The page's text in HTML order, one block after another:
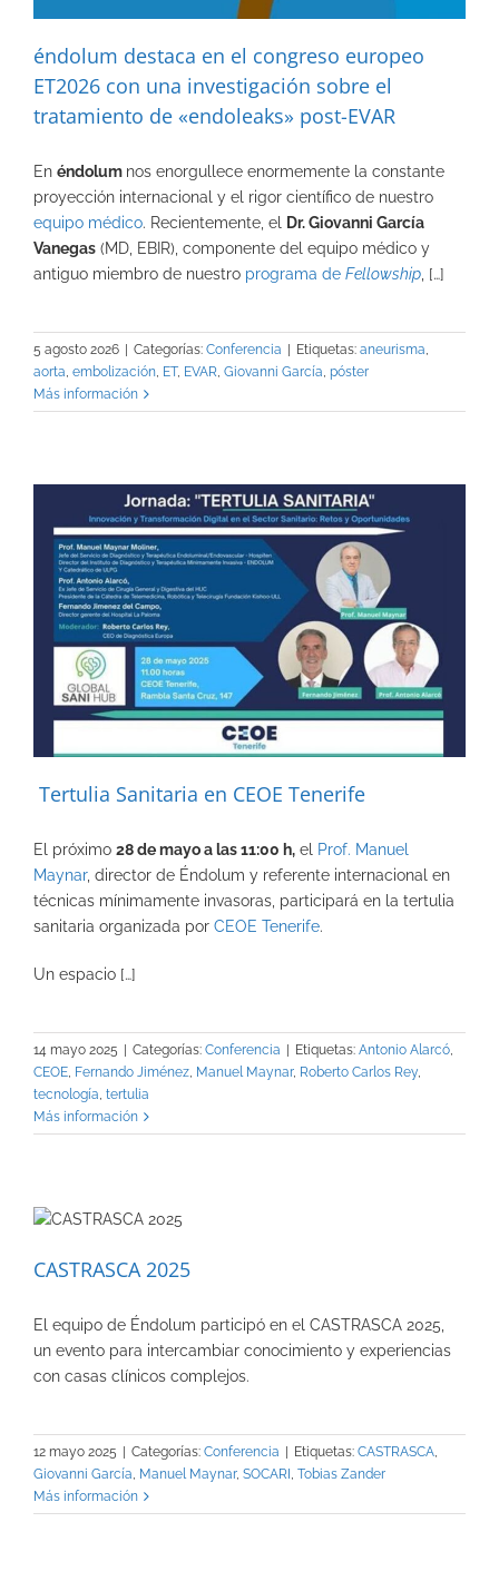
éndolum destaca en el congreso europeo
ET2026 con una investigación sobre el
tratamiento de «endoleaks» post-EVAR
En éndolum nos enorgullece enormemente la constante
proyección internacional y el rigor científico de nuestro
equipo médico. Recientemente, el Dr. Giovanni García
Vanegas (MD, EBIR), componente del equipo médico y
antiguo miembro de nuestro programa de Fellowship, […]
5 agosto 2026 Categorías: Conferencia Etiquetas: aneurisma,
aorta, embolización, ET, EVAR, Giovanni García, póster
Más información
Tertulia Sanitaria en CEOE Tenerife
El próximo 28 de mayo a las 11:00 h, el
Prof. Manuel
Maynar, director de Éndolum y referente internacional en
técnicas mínimamente invasoras, participará en la tertulia
sanitaria organizada por CEOE Tenerife.
Un espacio […]
14 mayo 2025 | Categorías: Conferencia | Etiquetas: Antonio Alarcó
CEOE Fernando Jiménez Manuel Maynar, Roberto Carlos Rey
tecnología tertulia
Más información
CASTRASCA 2025
El equipo de Éndolum participó en el CASTRASCA 2025,
un evento para intercambiar conocimiento y experiencias
con casas clínicos complejos.
12 mayo 2025 | Categorías: Conferencia | Etiquetas: CASTRASCA
Giovanni García Manuel Maynar, SOCARI Tobias Zander
Más información